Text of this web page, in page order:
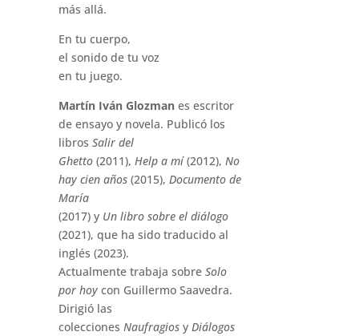
más allá.
En tu cuerpo,
el sonido de tu voz
en tu juego.
Martín Iván Glozman es escritor
de ensayo y novela. Publicó los
librosSalir del
Ghetto (2011),Help a mí(2012),No
hay cien años (2015),Documento de
María
(2017) y Un libro sobre el diálogo
(2021), que ha sido traducido al
inglés (2023).
Actualmente trabaja sobre Solo
por hoy con Guillermo Saavedra.
Dirigió las
coleccionesNaufragios yDiálogos